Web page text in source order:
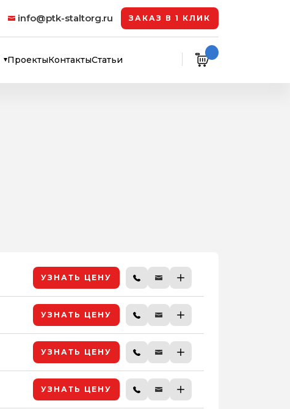
info@ptk-staltorg.ru ЗАКАЗ В 1 КЛИК
ПроектыКонтактыСтатьи
УЗНАТЬ ЦЕНУ
УЗНАТЬ ЦЕНУ
УЗНАТЬ ЦЕНУ
УЗНАТЬ ЦЕНУ